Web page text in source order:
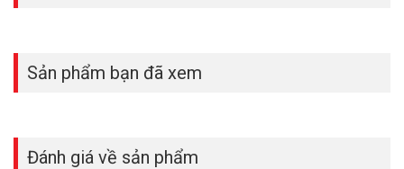
Sản phẩm bạn đã xem
Đánh giá về sản phẩm